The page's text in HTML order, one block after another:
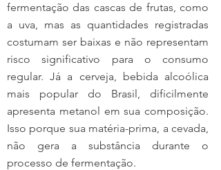
fermentação das cascas de frutas, como
a uva, mas as quantidades registradas
costumam ser baixas e não representam
risco significativo para o consumo
regular. Já a cerveja, bebida alcoólica
mais popular do Brasil, dificilmente
apresenta metanol em sua composição.
Isso porque sua matéria-prima, a cevada,
não gera a substância durante o
processo de fermentação.